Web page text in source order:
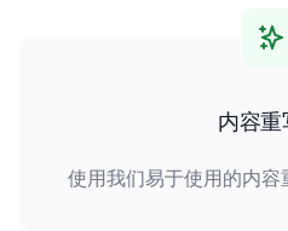
内容重
使用我们易于使用的内